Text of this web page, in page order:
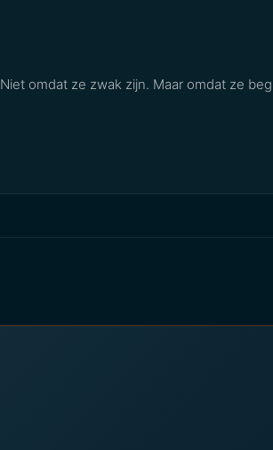
Niet omdat ze zwak zijn. Maar omdat ze